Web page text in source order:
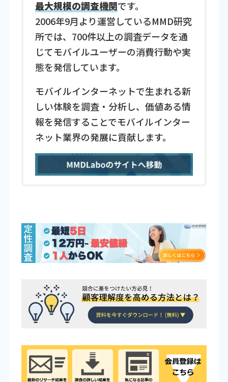
最大規模の調査機関です。
2006年9月より運営しているMMD研究
所では、700件以上の調査データを通
じてモバイルユーザーの消費行動や実
態を発信しています。
モバイルインターネットで生まれる新
しい体験を調査・分析し、価値ある情
報を発信することでモバイルインター
ネット業界の発展に貢献します。